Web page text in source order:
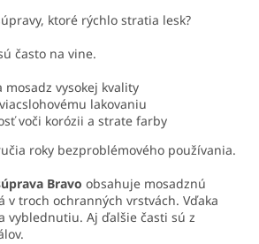
ktoré rýchlo stratia lesk?
často na vine.
mosadz vysokej kvality
lakovaniu
voči korózii a strate farby
roky bezproblémového používania.
Bravo obsahuje mosadznú
v troch ochranných vrstvách. Vďaka
vyblednutiu. Aj ďalšie časti sú z